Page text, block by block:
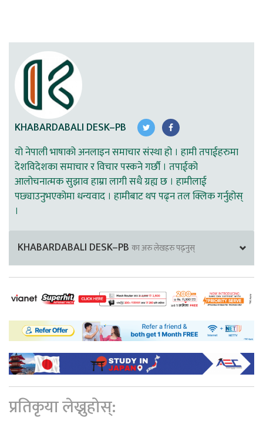
KHABARDABALI DESK–PB
यो नेपाली भाषाको अनलाइन समाचार संस्था हो । हामी तपाईहरुमा
देशविदेशका समाचार र विचार पस्कने गर्छौ । तपाईको
आलोचनात्मक सुझाव हाम्रा लागी सधै ग्रह्य छ । हामीलाई
पछ्याउनुभएकोमा धन्यवाद । हामीबाट थप पढ्न तल क्लिक गर्नुहोस्
।
KHABARDABALI DESK–PB का अरु लेखहरु पढ्नुस्
प्रतिकृया लेख्नुहोस्: